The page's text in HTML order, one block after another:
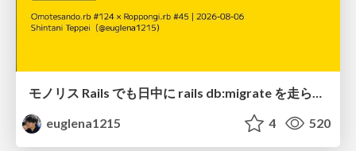
モノリス Rails でも日中に rails db:migrate を走らせたい！ / Daytime rails db:migrate on Monolithic Rails!
euglena1215
4 520